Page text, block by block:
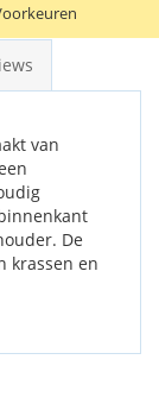
van
De
krassen en